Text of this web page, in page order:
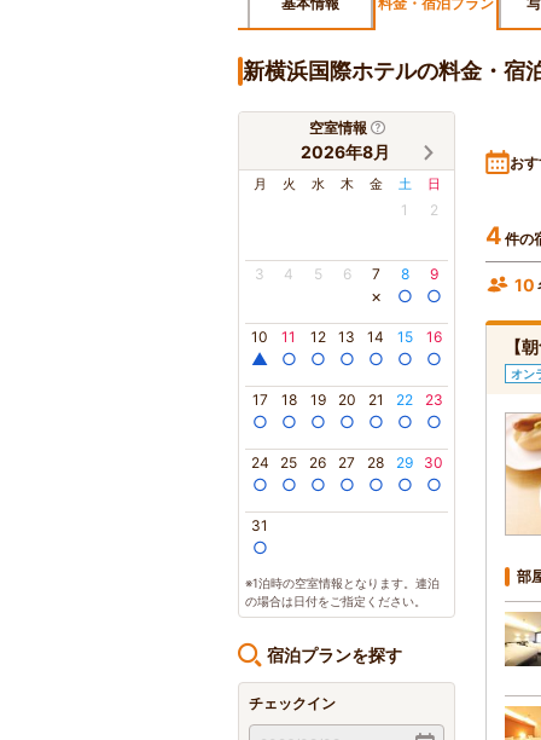
新横浜国際ホテルの料金・宿
空室情報
2026年8月
月 火 水 木 金 土 日
1 2
3 4 5 6 7
×
8
○
9
○
10
▲
11
○
12
○
13
○
14
○
15
○
16
○
17
○
18
○
19
○
20
○
21
○
22
○
23
○
24
○
25
○
26
○
27
○
28
○
29
○
30
○
31
○
※1泊時の空室情報となります。連泊
の場合は日付をご指定ください。
宿泊プランを探す
チェックイン
お
4 件の
10
【
オン
部